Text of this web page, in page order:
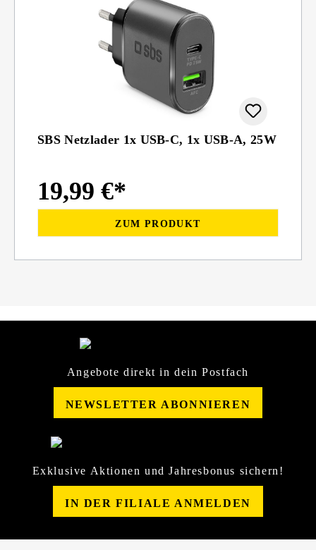
SBS Netzlader 1x USB-C, 1x USB-A, 25W
19,99 €*
ZUM PRODUKT
Angebote direkt in dein Postfach
NEWSLETTER ABONNIEREN
Exklusive Aktionen und Jahresbonus sichern!
IN DER FILIALE ANMELDEN